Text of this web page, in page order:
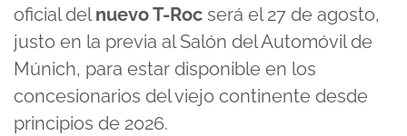
oficial delnuevo T-Roc será el 27 de agosto,
justo en la previa al Salón del Automóvil de
Múnich, para estar disponible en los
concesionarios del viejo continente desde
principios de 2026.